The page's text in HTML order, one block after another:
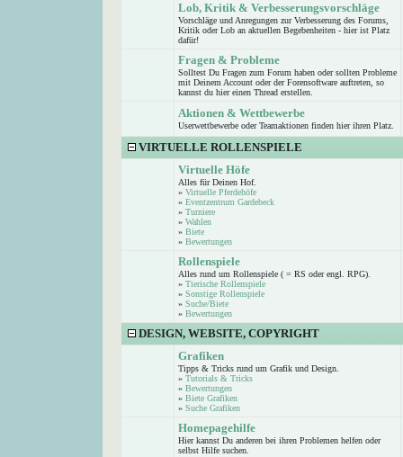
Lob, Kritik & Verbesserungsvorschläge
Vorschläge und Anregungen zur Verbesserung des Forums,
Kritik oder Lob an aktuellen Begebenheiten - hier ist Platz
dafür!
Fragen & Probleme
Solltest Du Fragen zum Forum haben oder sollten Probleme
mit Deinem Account oder der Forensoftware auftreten, so
kannst du hier einen Thread erstellen.
Aktionen & Wettbewerbe
Userwettbewerbe oder Teamaktionen finden hier ihren Platz.
VIRTUELLE ROLLENSPIELE
Virtuelle Höfe
Alles für Deinen Hof.
» Virtuelle Pferdehöfe
» Eventzentrum Gardebeck
» Turniere
» Wahlen
» Biete
» Bewertungen
Rollenspiele
Alles rund um Rollenspiele ( = RS oder engl. RPG).
» Tierische Rollenspiele
» Sonstige Rollenspiele
» Suche/Biete
» Bewertungen
DESIGN, WEBSITE, COPYRIGHT
Grafiken
Tipps & Tricks rund um Grafik und Design.
» Tutorials & Tricks
» Bewertungen
» Biete Grafiken
» Suche Grafiken
Homepagehilfe
Hier kannst Du anderen bei ihren Problemen helfen oder
selbst Hilfe suchen.